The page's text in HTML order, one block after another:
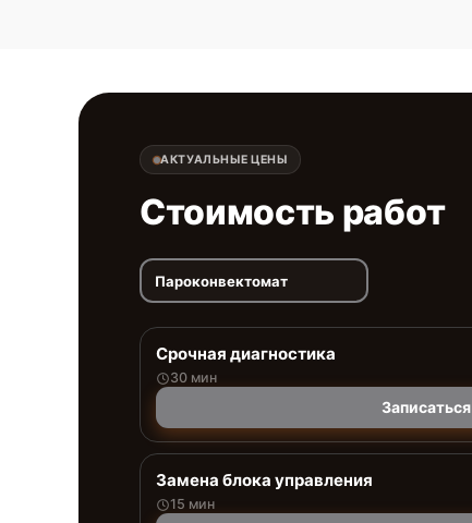
АКТУАЛЬНЫЕ ЦЕНЫ
Стоимость работ
Пароконвектомат
Срочная диагностика
30 мин
Записаться
Замена блока управления
15 мин